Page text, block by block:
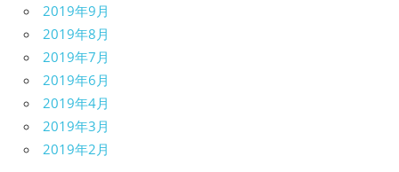
2019年9月
2019年8月
2019年7月
2019年6月
2019年4月
2019年3月
2019年2月